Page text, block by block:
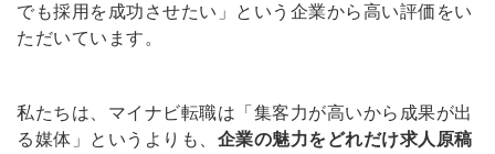
でも採用を成功させたい」という企業から高い評価をい
ただいています。
私たちは、マイナビ転職は「集客力が高いから成果が出
る媒体」というよりも、 企業の魅力をどれだけ求人原稿